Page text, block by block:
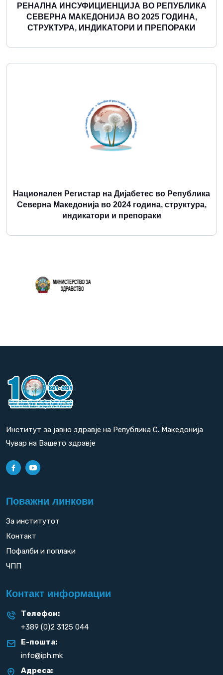
РЕНАЛНА ИНСУФИЦИЕНЦИЈА ВО РЕПУБЛИКА
СЕВЕРНА МАКЕДОНИЈА ВО 2025 ГОДИНА,
СТРУКТУРА, ИНДИКАТОРИ И ПРЕПОРАКИ
Повеќе
Национален Регистар на Дијабетес во Република
Северна Македонија во 2024 година, структура,
индикатори и препораки
Институт за јавно здравје на Република С. Македонија
Чувар на Вашето здравје
Поважни линкови
За институтот
Контакт
Пофалби и поплаки
ЧПП
Контакт информации
Телефон:
+389 (0)2 3125 044
Е-пошта:
info@iph.mk
Адреса: